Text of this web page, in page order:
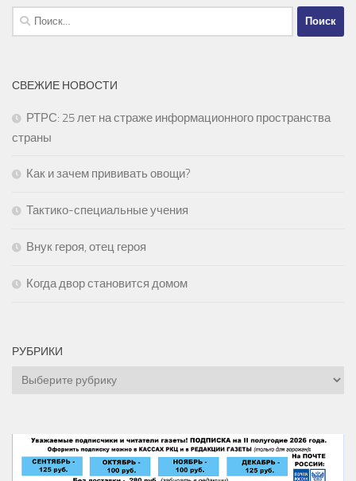
Найти:
СВЕЖИЕ НОВОСТИ
РТРС: 25 лет на страже информационного пространства
страны
Как и зачем прививать овощи?
Тактико-специальные учения
Внук героя, отец героя
Когда двор становится домом
РУБРИКИ
Рубрики